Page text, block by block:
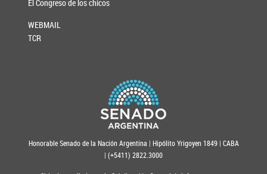
El Congreso de los chicos
WEBMAIL
TCR
Honorable Senado de la Nación Argentina | Hipólito Yrigoyen 1849 | CABA
| (+5411) 2822.3000